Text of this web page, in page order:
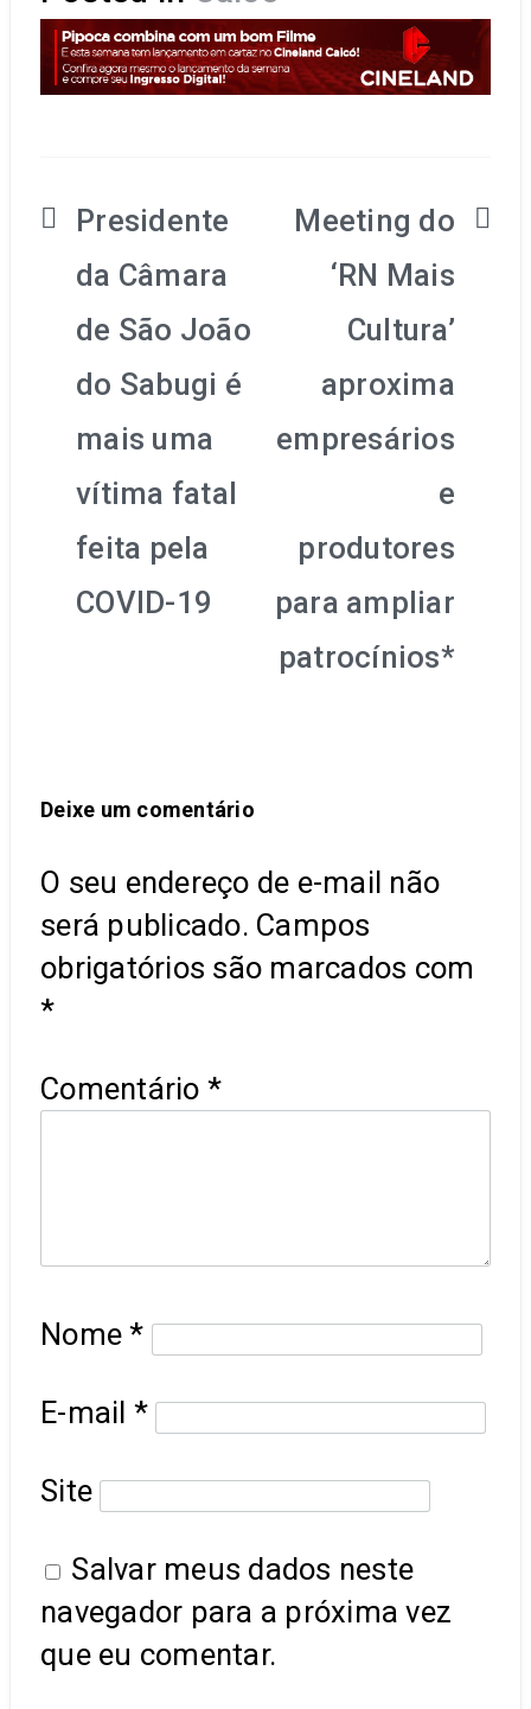
Navegação
de
Post
Presidente
da Câmara
de São João
do Sabugi é
mais uma
vítima fatal
feita pela
COVID-19
Meeting do
‘RN Mais
Cultura’
aproxima
empresários
e
produtores
para ampliar
patrocínios*
Deixe um comentário
O seu endereço de e-mail não
será publicado. Campos
obrigatórios são marcados com
*
Comentário *
Nome*
E-mail *
Site
Salvar meus dados neste
navegador para a próxima vez
que eu comentar.